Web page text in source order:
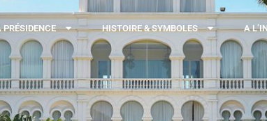
PRÉSIDENCE HISTOIRE & SYMBOLES A